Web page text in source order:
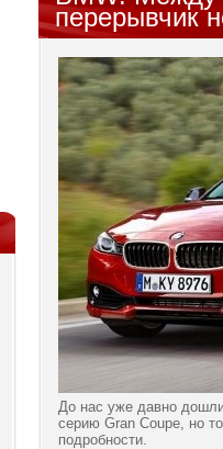
перерывчик
До нас уже давно
серию Gran Coupe, но
подробности.